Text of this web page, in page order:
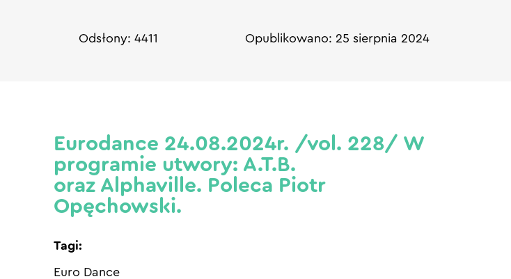
Odsłony: 4411 Opublikowano: 25 sierpnia 2024
Eurodance 24.08.2024r. /vol. 228/ W
programie utwory: A.T.B.
oraz Alphaville. Poleca Piotr
Opęchowski.
Tagi:
Euro Dance